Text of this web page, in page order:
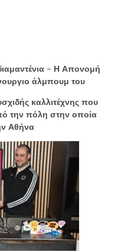
– Η Απονομή
άλμπουμ του
καλλιτέχνης που
την πόλη στην οποία
Αθήνα